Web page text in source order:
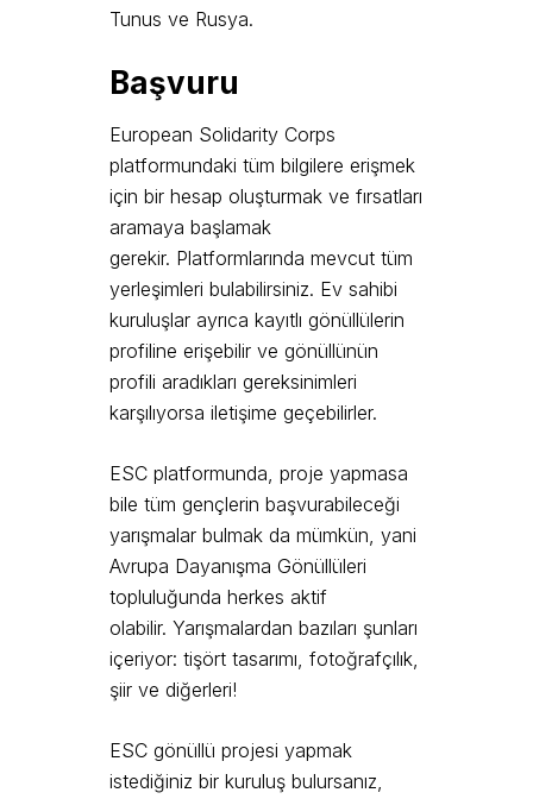
Tunus ve Rusya.
Başvuru
European Solidarity Corps
platformundaki tüm bilgilere erişmek
için bir hesap oluşturmak ve fırsatları
aramaya başlamak
gerekir. Platformlarında mevcut tüm
yerleşimleri bulabilirsiniz. Ev sahibi
kuruluşlar ayrıca kayıtlı gönüllülerin
profiline erişebilir ve gönüllünün
profili aradıkları gereksinimleri
karşılıyorsa iletişime geçebilirler.
ESC platformunda, proje yapmasa
bile tüm gençlerin başvurabileceği
yarışmalar bulmak da mümkün, yani
Avrupa Dayanışma Gönüllüleri
topluluğunda herkes aktif
olabilir. Yarışmalardan bazıları şunları
içeriyor: tişört tasarımı, fotoğrafçılık,
şiir ve diğerleri!
ESC gönüllü projesi yapmak
istediğiniz bir kuruluş bulursanız,